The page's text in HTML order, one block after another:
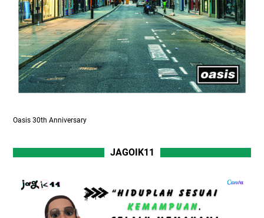
Oasis 30th Anniversary
JAGOIK11